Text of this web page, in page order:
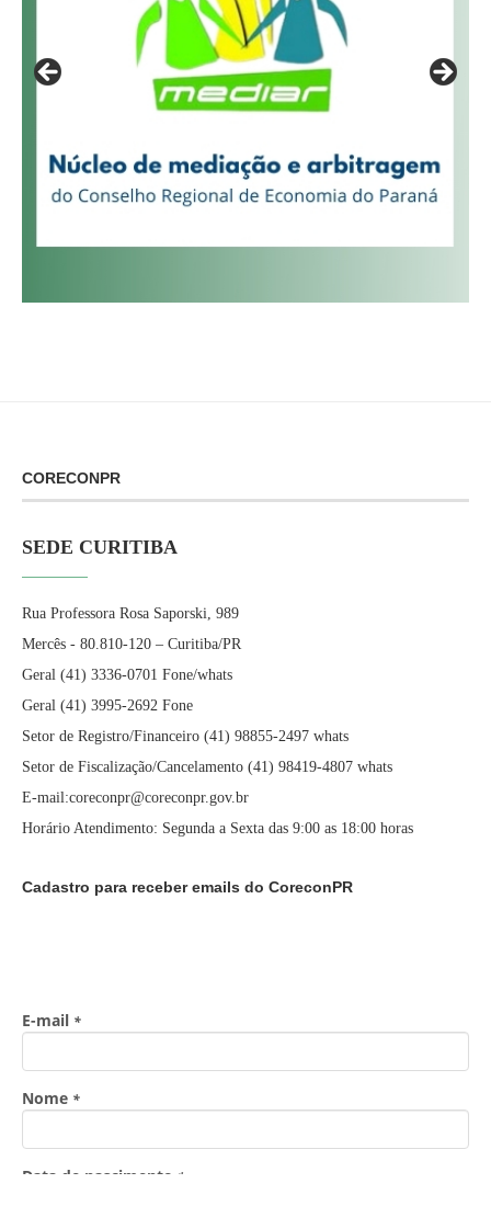
CORECONPR
SEDE CURITIBA
Rua Professora Rosa Saporski, 989
Mercês - 80.810-120 – Curitiba/PR
Geral (41) 3336-0701 Fone/whats
Geral (41) 3995-2692 Fone
Setor de Registro/Financeiro (41) 98855-2497 whats
Setor de Fiscalização/Cancelamento (41) 98419-4807 whats
E-mail:coreconpr@coreconpr.gov.br
Horário Atendimento: Segunda a Sexta das 9:00 as 18:00 horas
Cadastro para receber emails do CoreconPR